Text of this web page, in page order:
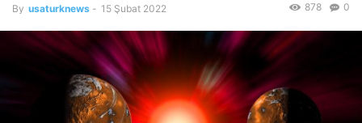
By usaturknews - 15 Şubat 2022 0
878